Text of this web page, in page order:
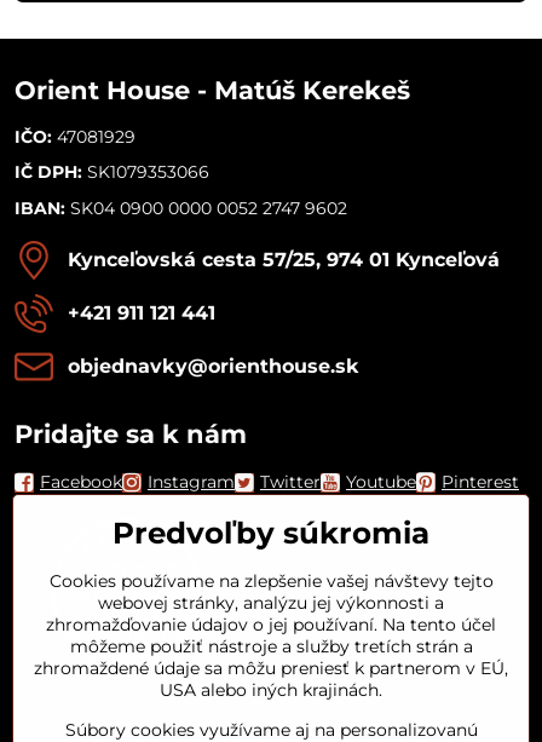
Orient House - Matúš Kerekeš
IČO: 47081929
IČ DPH: SK1079353066
IBAN: SK04 0900 0000 0052 2747 9602
Kynceľovská cesta 57/25, 974 01 Kynceľová
+421 911 121 441
objednavky​@orienthouse​.sk
Pridajte sa k nám
Facebook Instagram Twitter Youtube Pinterest
Orient House
Predvoľby súkromia
Cookies používame na zlepšenie vašej návštevy tejto
webovej stránky, analýzu jej výkonnosti a
zhromažďovanie údajov o jej používaní. Na tento účel
môžeme použiť nástroje a služby tretích strán a
zhromaždené údaje sa môžu preniesť k partnerom v EÚ,
USA alebo iných krajinách.
Súbory cookies využívame aj na personalizovanú